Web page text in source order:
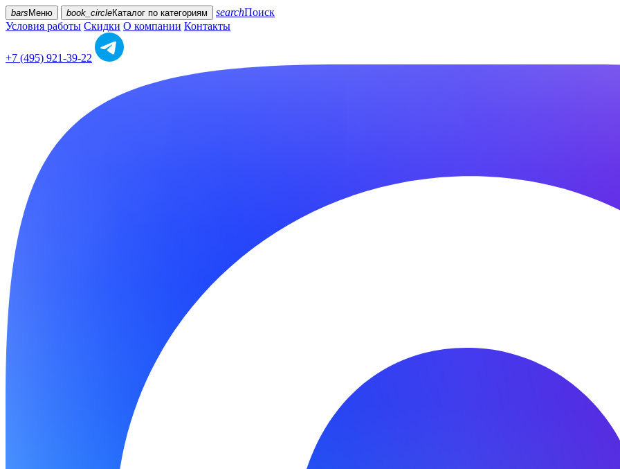
bars Меню book_circleКаталог по категориям searchПоиск
Условия работы Скидки О компании Контакты
+7 (495) 921-39-22